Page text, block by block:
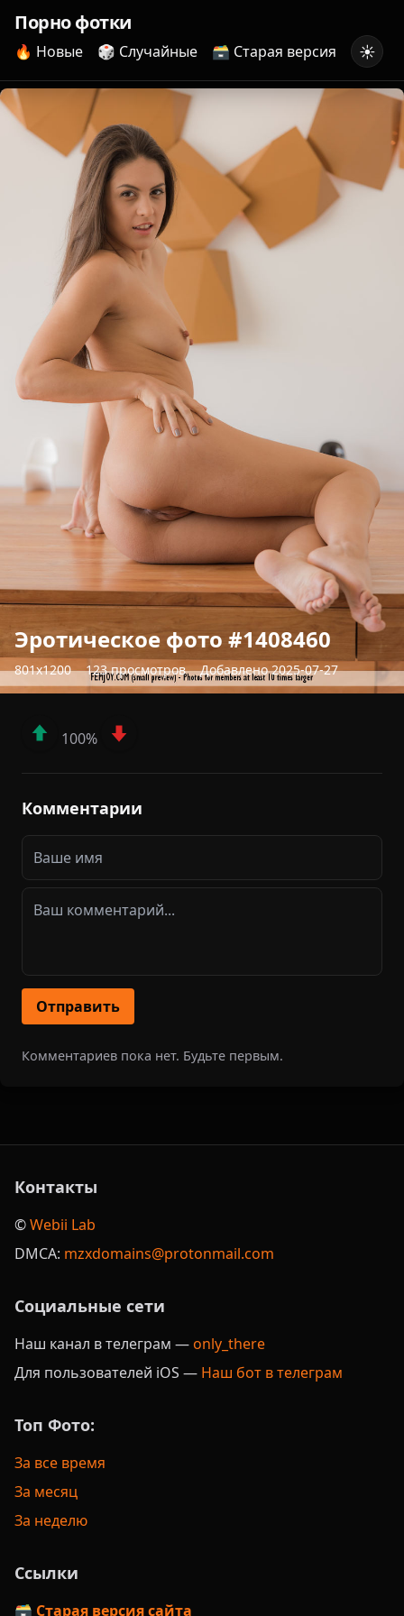
Порно фотки
🔥 Новые 🎲 Случайные 🗃️ Старая версия ☀️
Эротическое фото #1408460
801x1200 123 просмотров Добавлено 2025-07-27
100%
Комментарии
Отправить
Комментариев пока нет. Будьте первым.
Контакты
©️Webii Lab
DMCA: mzxdomains@protonmail.com
Социальные сети
Наш канал в телеграм —only_there
Для пользователей iOS — Наш бот в телеграм
Топ Фото:
За все время
За месяц
За неделю
Ссылки
🗃️ Старая версия сайта